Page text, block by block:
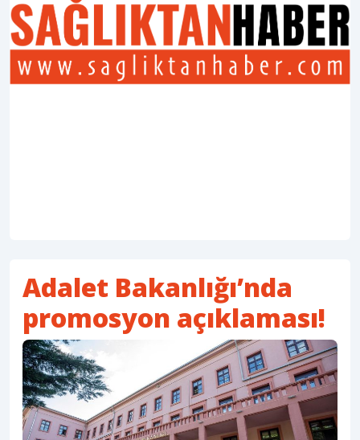
Adalet Bakanlığı’nda
promosyon açıklaması!